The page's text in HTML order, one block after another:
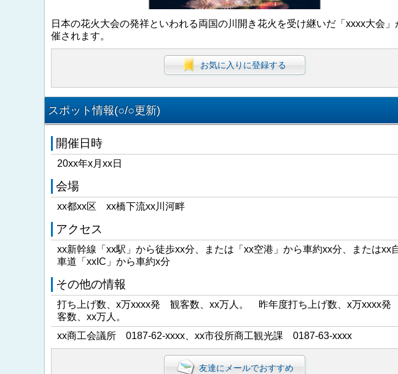
日本の花火大会の発祥といわれる両国の川開き花火を受け継いだ「xxxx大会」
催されます。
お気に入りに登録する
スポット情報(○/○更新)
開催日時
20xx年x月xx日
会場
xx都xx区 xx橋下流xx川河畔
アクセス
xx新幹線「xx駅」から徒歩xx分、または「xx空港」から車約xx分、またはxx
車道「xxIC」から車約x分
その他の情報
打ち上げ数、x万xxxx発 観客数、xx万人。 昨年度打ち上げ数、x万xxxx
客数、xx万人。
xx商工会議所 0187-62-xxxx、xx市役所商工観光課 0187-63-xxxx
友達にメールでおすすめ